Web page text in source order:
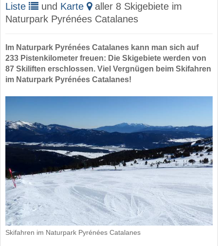
Liste und Karte
aller 8 Skigebiete im
Naturpark Pyrénées Catalanes
Im Naturpark Pyrénées Catalanes kann man sich auf
233 Pistenkilometer freuen: Die Skigebiete werden von
87 Skiliften erschlossen. Viel Vergnügen beim Skifahren
im Naturpark Pyrénées Catalanes!
Skifahren im Naturpark Pyrénées Catalanes